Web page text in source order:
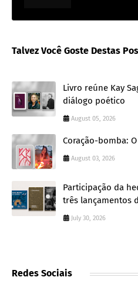
Talvez Você Goste Destas
Livro reúne Kay
diálogo poético
August 05, 2026
Coração-bomba:
August 03, 2026
Participação da
três lançamentos
July 30, 2026
Redes Sociais